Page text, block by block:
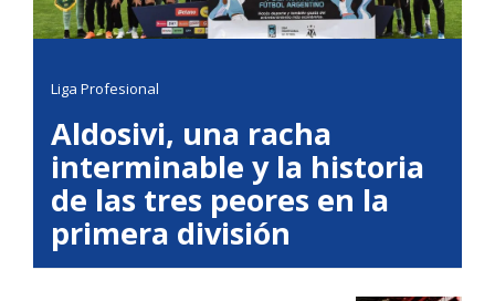
Liga Profesional
Aldosivi, una racha
interminable y la historia
de las tres peores en la
primera división